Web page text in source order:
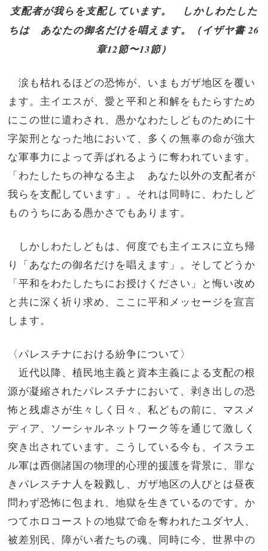
支配者が我らを支配しています。 しかしわたした
ちは あなたの御名だけを唱えます。（イザヤ書 26
章12節〜13節）
涙も枯れるほどの恐怖が、いまもガザ地区を覆い
ます。主イエスが、愛と平和と和解をもたらすため
にこの世に遣わされ、愚かなわたしどものために十
字架刑となった地において、多くの無辜の命が強大
な軍事力によって弄ばれるように奪われています。
「わたしたちの神なる主よ あなた以外の支配者が
我らを支配しています」。それは同時に、わたしど
ものうちにある愚かさでもあります。
しかしわたしどもは、何度でも主イエスに立ち帰
り「あなたの御名だけを唱えます」。そしてどうか
「平和をわたしたちにお授けください」と悔い改め
と共に深く祈り求め、ここに平和メッセージを宣言
します。
〈パレスチナにおける紛争について〉
近代以降、植民地主義と資本主義による支配の根
源が凝縮されたパレスチナにおいて、剥き出しの恐
怖と残虐さが生々しく日々、私どもの前に、マスメ
ディア、ソーシャルネットワーク等を通じて激しく
突き出されています。こうしている今も、イスラエ
ル軍は西側諸国の物理的心理的援護を背景に、罪な
きパレスチナ人を殺戮し、ガザ地区の人びとは昼夜
問わず恐怖に包まれ、地獄を生きているのです。か
つてホロコーストの地獄で命を奪われたユダヤ人、
被差別民、障がい者たちの魂、同時に今、世界中の